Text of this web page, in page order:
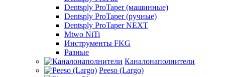
Dentsply ProTaper (машинные)
Dentsply ProTaper (ручные)
Dentsply ProTaper NEXT
Mtwo NiTi
Инструменты FKG
Разные
Каналонаполнители
Peeso (Largo)